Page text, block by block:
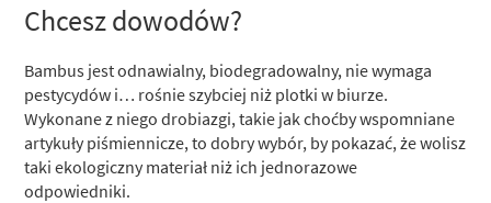
Chcesz dowodów?
Bambus jest odnawialny, biodegradowalny, nie wymaga
pestycydów i… rośnie szybciej niż plotki w biurze.
Wykonane z niego drobiazgi, takie jak choćby wspomniane
artykuły piśmiennicze, to dobry wybór, by pokazać, że wolisz
taki ekologiczny materiał niż ich jednorazowe
odpowiedniki.